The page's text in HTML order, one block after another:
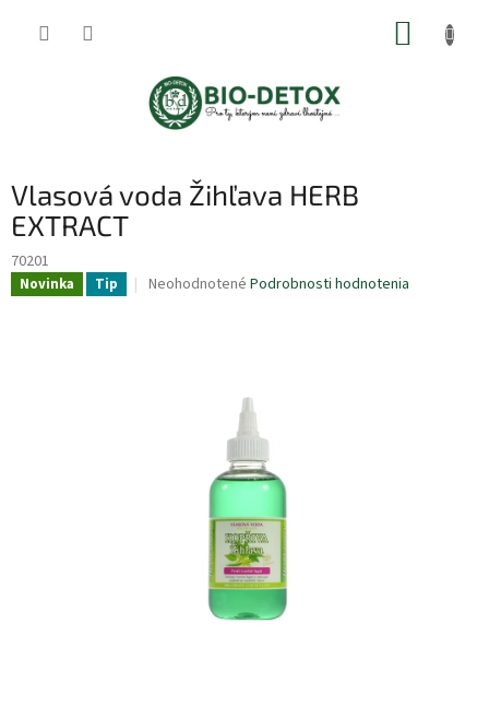
Vlasová voda Žihľava HERB
EXTRACT
70201
Novinka Tip
Priemerné
Neohodnotené Podrobnosti hodnotenia